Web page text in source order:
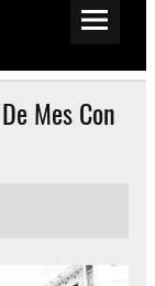
Space, Drone
Mes Con